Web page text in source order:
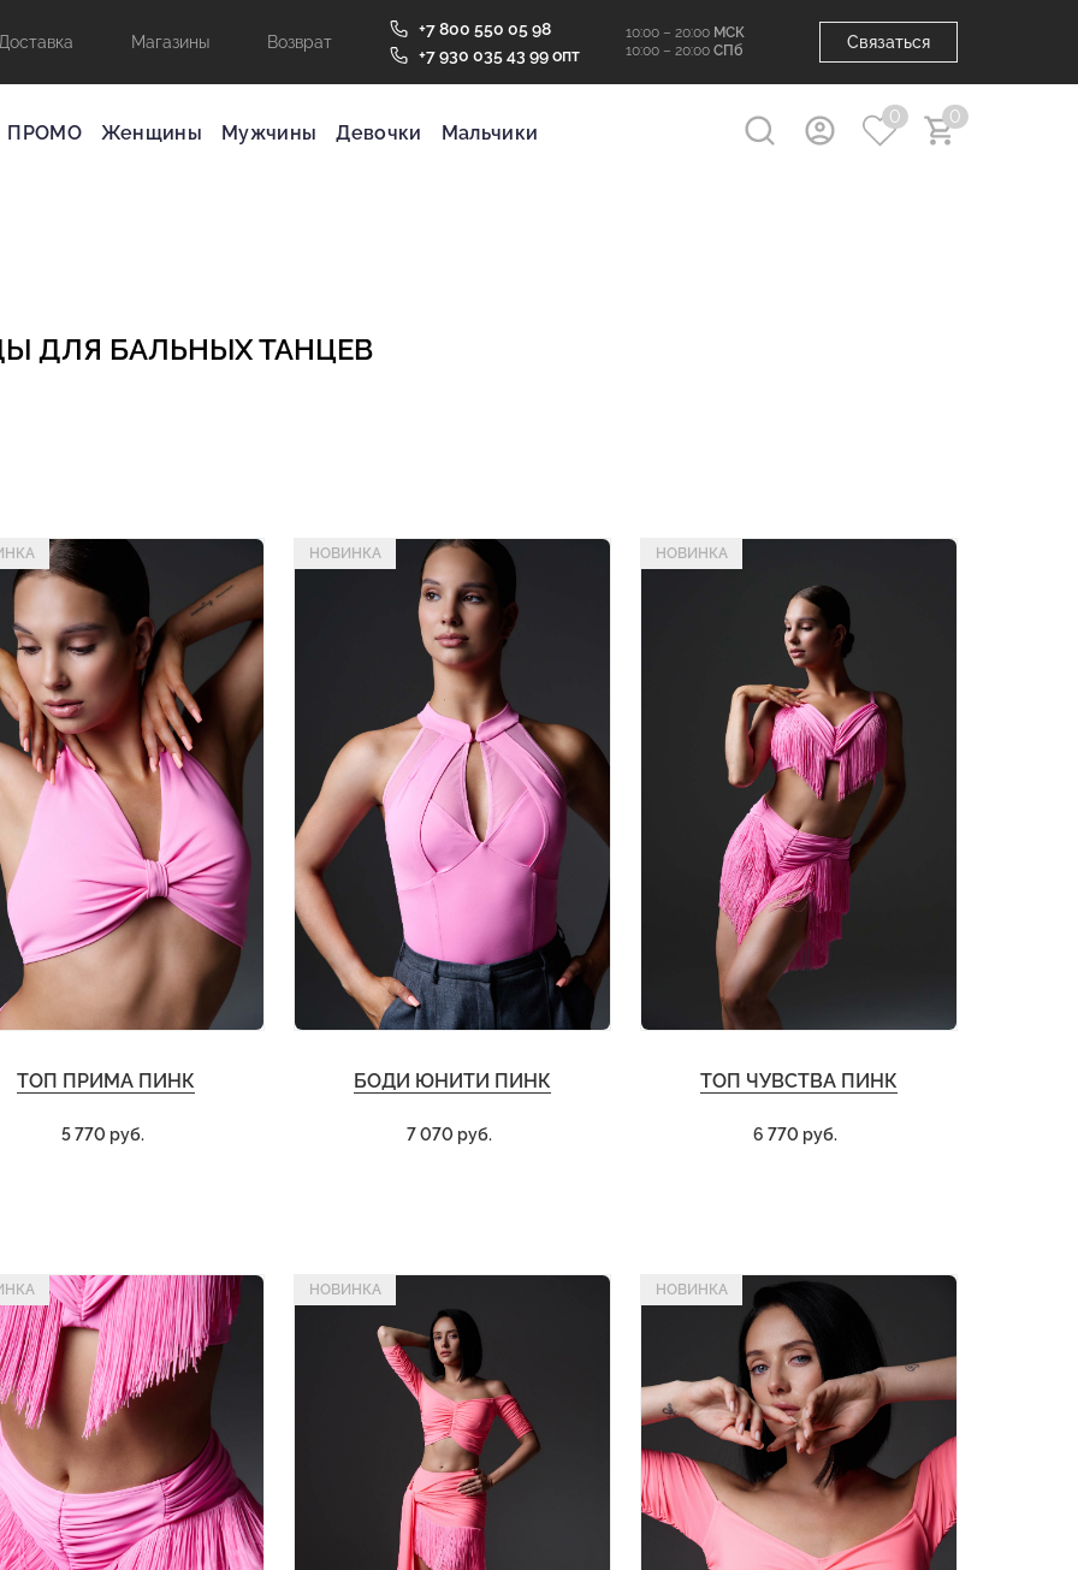
Магазины Возврат
+7 800 550 05 98
+7 930 035 43 99 опт
10:00 – 20:00 МСК
10:00 – 20:00 СПб Связаться
ПРОМО Женщины Мужчины Девочки Мальчики
0 0
ДЛЯ БАЛЬНЫХ ТАНЦЕВ
ТОП ПРИМА ПИНК
5 770 руб.
НОВИНКА
БОДИ ЮНИТИ ПИНК
7 070 руб.
НОВИНКА
ТОП ЧУВСТВА ПИНК
6 770 руб.
НОВИНКА НОВИНКА